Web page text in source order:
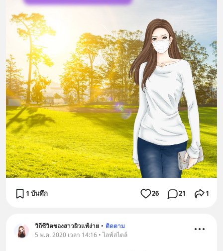
1 บันทึก 26 21 1
วิถีชีวิตของสาวผิวแพ้ง่าย • ติดตาม
5 พ.ค. 2020 เวลา 14:16 • ไลฟ์สไตล์